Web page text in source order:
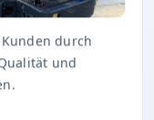
durch
und